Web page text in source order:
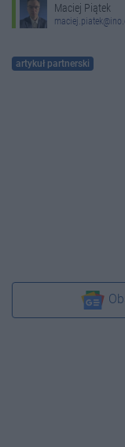
Maciej Piątek
artykuł partnerski